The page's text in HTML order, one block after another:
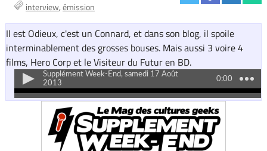
interview émission
Il est Odieux, c'est un Connard, et dans son blog, il spoile
interminablement des grosses bouses. Mais aussi 3 voire 4
films, Hero Corp et le Visiteur du Futur en BD.